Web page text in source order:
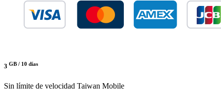
3 GB / 10 días
Sin límite de velocidad Taiwan Mobile